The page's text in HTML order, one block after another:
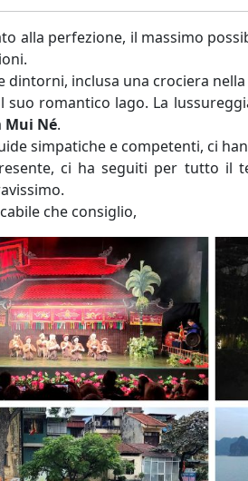
alla perfezione, il massimo
dintorni, inclusa una crociera nella
suo romantico lago. La
Mui Né.
simpatiche e competenti, ci
ci ha seguiti per tutto il
che consiglio,